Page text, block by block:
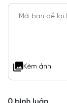
Kèm ảnh